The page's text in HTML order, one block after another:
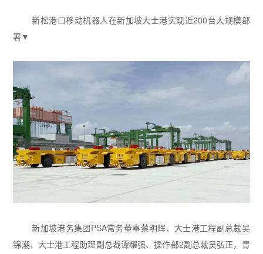
新松港口移动机器人在新加坡大士港实现近200台大规模部
署▼
新加坡港务集团PSA常务董事蔡明辉、大士港工程副总裁吴
锦潮、大士港工程助理副总裁谭耀强、操作部2副总裁吴弘正，青